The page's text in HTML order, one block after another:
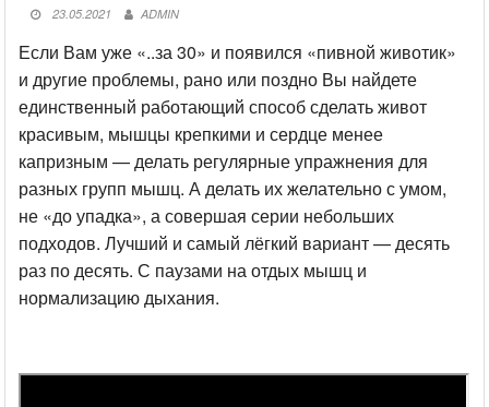
23.05.2021 ADMIN
Если Вам уже «..за 30» и появился «пивной животик»
и другие проблемы, рано или поздно Вы найдете
единственный работающий способ сделать живот
красивым, мышцы крепкими и сердце менее
капризным — делать регулярные упражнения для
разных групп мышц. А делать их желательно с умом,
не «до упадка», а совершая серии небольших
подходов. Лучший и самый лёгкий вариант — десять
раз по десять. С паузами на отдых мышц и
нормализацию дыхания.